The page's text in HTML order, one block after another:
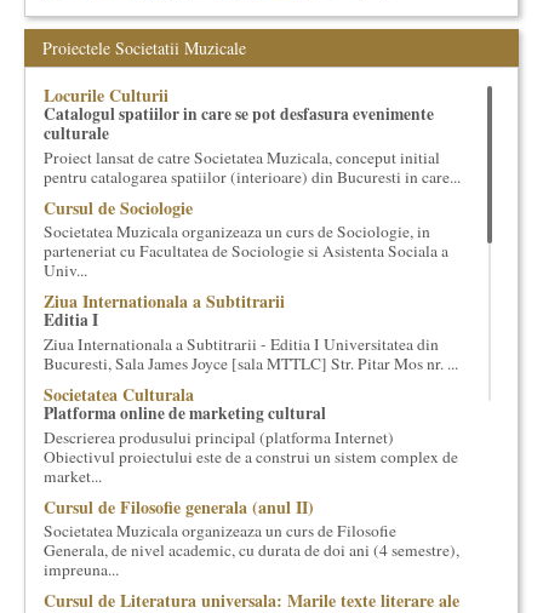
oamenii ei, pe
inceput cu muzica clasica - si de aici numele -, insa acum
dezvoltam proiecte si in alte domenii ale culturii.
Facem management cultural, dezvoltam si administram proiecte
proprii sau preluate, modele si sisteme de finantare, marketing
cultural si consultanta. Organizam concursuri, concerte si
evenimente culturale, private sau publice, tinem cursuri de
cultura generala muzicala, teatrala, filosofica si de alte feluri.
cei care il finantateaza sunt in rubricile de mai jos.
Proiectele Societatii Muzicale
Locurile Culturii
Catalogul spatiilor in care se pot desfasura evenimente
culturale
Proiect lansat de catre Societatea Muzicala, conceput initial
pentru catalogarea spatiilor (interioare) din Bucuresti in care...
Cursul de Sociologie
Societatea Muzicala organizeaza un curs de Sociologie, in
parteneriat cu Facultatea de Sociologie si Asistenta Sociala a
Univ...
Ziua Internationala a Subtitrarii
Editia I
Ziua Internationala a Subtitrarii - Editia I Universitatea din
Bucuresti, Sala James Joyce [sala MTTLC] Str. Pitar Mos nr. ...
Societatea Culturala
Platforma online de marketing cultural
Descrierea produsului principal (platforma Internet)
Obiectivul proiectului este de a construi un sistem complex de
market...
Cursul de Filosofie generala (anul II)
Societatea Muzicala organizeaza un curs de Filosofie
Generala, de nivel academic, cu durata de doi ani (4 semestre),
impreuna...
Cursul de Literatura universala: Marile texte literare ale